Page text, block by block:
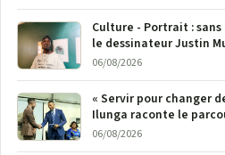
Culture - Portrait :
le dessinateur Justin
poser son crayon
06/08/2026
« Servir pour changer
Ilunga raconte le
national Jethro
06/08/2026